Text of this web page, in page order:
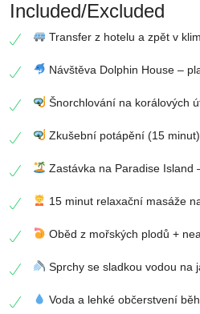
Included/Excluded
Transfer z hotelu a zpět v
Návštěva Dolphin House –
Šnorchlování na korálových
Zkušební potápění (15
Zastávka na Paradise Island
15 minut relaxační masáže
Oběd z mořských plodů +
Sprchy se sladkou vodou na
Voda a lehké občerstvení